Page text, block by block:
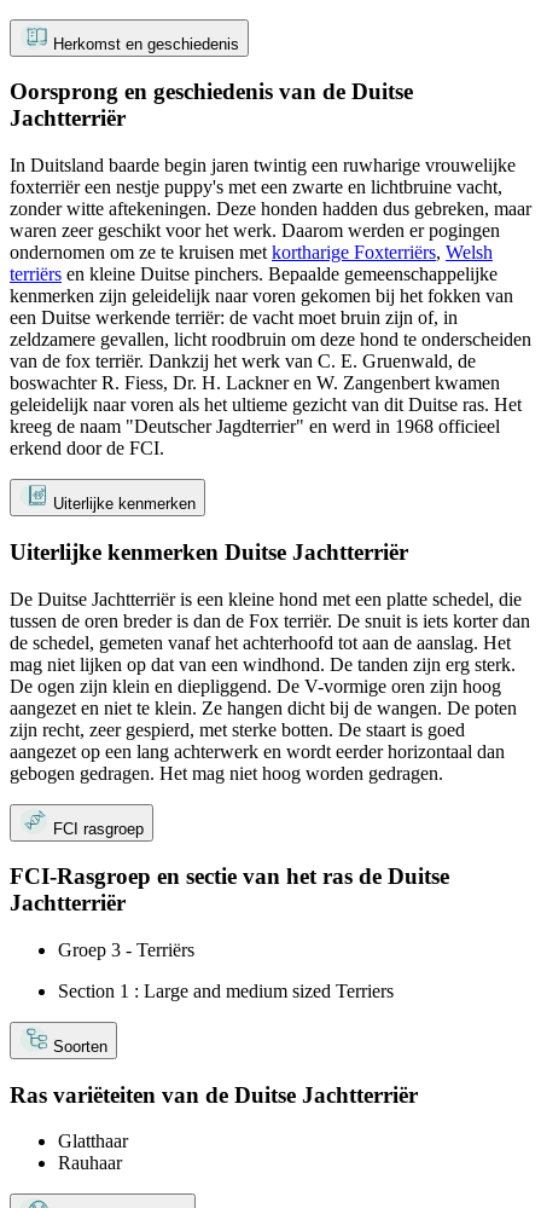
Herkomst en geschiedenis
Oorsprong en geschiedenis van de Duitse
Jachtterriër
In Duitsland baarde begin jaren twintig een ruwharige vrouwelijke
foxterriër een nestje puppy's met een zwarte en lichtbruine vacht,
zonder witte aftekeningen. Deze honden hadden dus gebreken, maar
waren zeer geschikt voor het werk. Daarom werden er pogingen
ondernomen om ze te kruisen met kortharige Foxterriërs, Welsh
terriërs en kleine Duitse pinchers. Bepaalde gemeenschappelijke
kenmerken zijn geleidelijk naar voren gekomen bij het fokken van
een Duitse werkende terriër: de vacht moet bruin zijn of, in
zeldzamere gevallen, licht roodbruin om deze hond te onderscheiden
van de fox terriër. Dankzij het werk van C. E. Gruenwald, de
boswachter R. Fiess, Dr. H. Lackner en W. Zangenbert kwamen
geleidelijk naar voren als het ultieme gezicht van dit Duitse ras. Het
kreeg de naam "Deutscher Jagdterrier" en werd in 1968 officieel
erkend door de FCI.
Uiterlijke kenmerken
Uiterlijke kenmerken Duitse Jachtterriër
De Duitse Jachtterriër is een kleine hond met een platte schedel, die
tussen de oren breder is dan de Fox terriër. De snuit is iets korter dan
de schedel, gemeten vanaf het achterhoofd tot aan de aanslag. Het
mag niet lijken op dat van een windhond. De tanden zijn erg sterk.
De ogen zijn klein en diepliggend. De V-vormige oren zijn hoog
aangezet en niet te klein. Ze hangen dicht bij de wangen. De poten
zijn recht, zeer gespierd, met sterke botten. De staart is goed
aangezet op een lang achterwerk en wordt eerder horizontaal dan
gebogen gedragen. Het mag niet hoog worden gedragen.
FCI rasgroep
FCI-Rasgroep en sectie van het ras de Duitse
Jachtterriër
Groep 3 - Terriërs
Section 1 : Large and medium sized Terriers
Soorten
Ras variëteiten van de Duitse Jachtterriër
Glatthaar
Rauhaar